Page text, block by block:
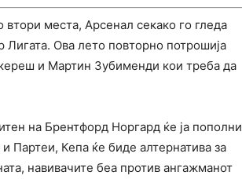
места, Арсенал секако го гледа
Ова лето повторно потрошија
и Мартин Зубименди кои треба да
на Брентфорд Норгард ќе ја пополни
Партеи, Кепа ќе биде алтернатива за
навивачите беа против ангажманот